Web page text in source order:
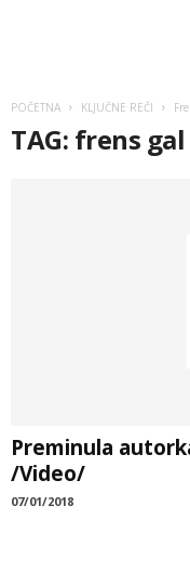
POČETNA KLJUČNE REČI
TAG: frens gal
Preminula
/Video/
07/01/2018